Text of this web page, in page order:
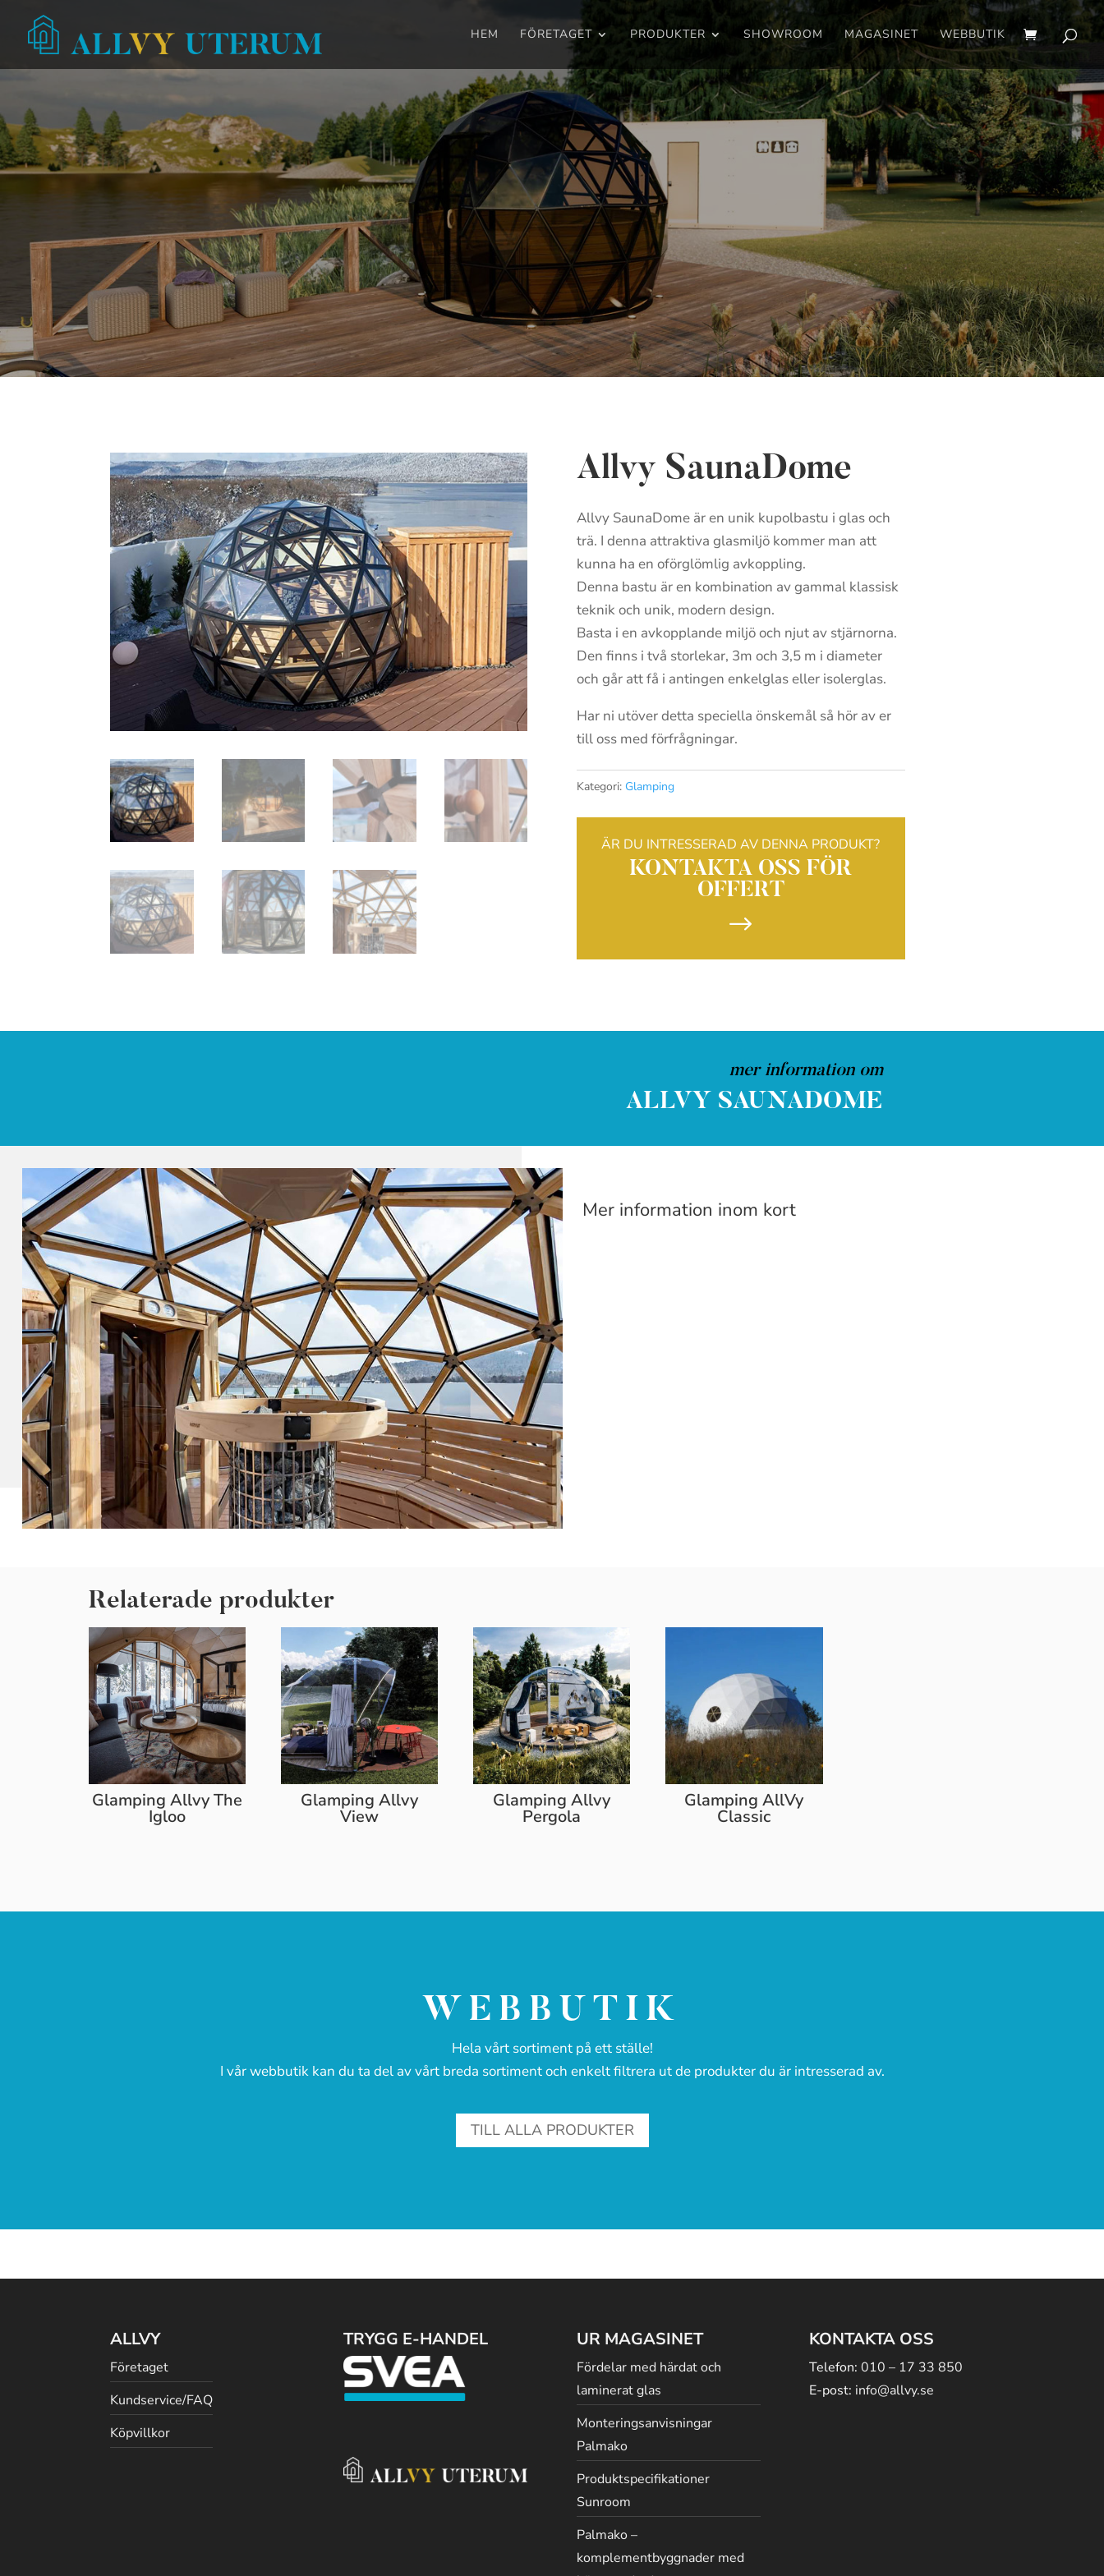
HEM FÖRETAGET PRODUKTER SHOWROOM MAGASINET WEBBUTIK
Allvy SaunaDome
Allvy SaunaDome är en unik kupolbastu i glas och
trä. I denna attraktiva glasmiljö kommer man att
kunna ha en oförglömlig avkoppling.
Denna bastu är en kombination av gammal klassisk
teknik och unik, modern design.
Basta i en avkopplande miljö och njut av stjärnorna.
Den finns i två storlekar, 3m och 3,5 m i diameter
och går att få i antingen enkelglas eller isolerglas.
Har ni utöver detta speciella önskemål så hör av er
till oss med förfrågningar.
Kategori: Glamping
ÄR DU INTRESSERAD AV DENNA PRODUKT?
KONTAKTA OSS FÖR
OFFERT
$
mer information om
ALLVY SAUNADOME
Mer information inom kort
Relaterade produkter
Glamping Allvy The
Igloo
Glamping Allvy
View
Glamping Allvy
Pergola
Glamping AllVy
Classic
WEBBUTIK
Hela vårt sortiment på ett ställe!
I vår webbutik kan du ta del av vårt breda sortiment och enkelt filtrera ut de produkter du är intresserad av.
TILL ALLA PRODUKTER
ALLVY
Företaget
Kundservice/FAQ
Köpvillkor
TRYGG E-HANDEL UR MAGASINET
Fördelar med härdat och
laminerat glas
Monteringsanvisningar
Palmako
Produktspecifikationer
Sunroom
Palmako –
komplementbyggnader med
KONTAKTA OSS
Telefon:010 – 17 33 850
E-post: info@allvy.se